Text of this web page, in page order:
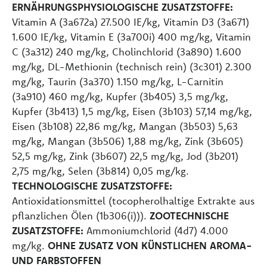
ERNÄHRUNGSPHYSIOLOGISCHE ZUSATZSTOFFE:
Vitamin A (3a672a) 27.500 IE/kg, Vitamin D3 (3a671)
1.600 IE/kg, Vitamin E (3a700i) 400 mg/kg, Vitamin
C (3a312) 240 mg/kg, Cholinchlorid (3a890) 1.600
mg/kg, DL-Methionin (technisch rein) (3c301) 2.300
mg/kg, Taurin (3a370) 1.150 mg/kg, L-Carnitin
(3a910) 460 mg/kg, Kupfer (3b405) 3,5 mg/kg,
Kupfer (3b413) 1,5 mg/kg, Eisen (3b103) 57,14 mg/kg,
Eisen (3b108) 22,86 mg/kg, Mangan (3b503) 5,63
mg/kg, Mangan (3b506) 1,88 mg/kg, Zink (3b605)
52,5 mg/kg, Zink (3b607) 22,5 mg/kg, Jod (3b201)
2,75 mg/kg, Selen (3b814) 0,05 mg/kg.
TECHNOLOGISCHE ZUSATZSTOFFE:
Antioxidationsmittel (tocopherolhaltige Extrakte aus
pflanzlichen Ölen (1b306(i))). ZOOTECHNISCHE
ZUSATZSTOFFE: Ammoniumchlorid (4d7) 4.000
mg/kg. OHNE ZUSATZ VON KÜNSTLICHEN AROMA-
UND FARBSTOFFEN